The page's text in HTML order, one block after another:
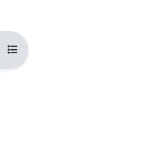
Abrir índice del curso